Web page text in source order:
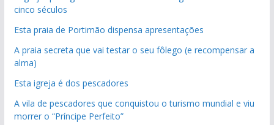
cinco séculos
Esta praia de Portimão dispensa apresentações
A praia secreta que vai testar o seu fôlego (e recompensar a
alma)
Esta igreja é dos pescadores
A vila de pescadores que conquistou o turismo mundial e viu
morrer o “Príncipe Perfeito”